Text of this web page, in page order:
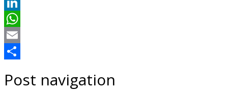
Twitter
LinkedIn
WhatsApp
Email
Post navigation